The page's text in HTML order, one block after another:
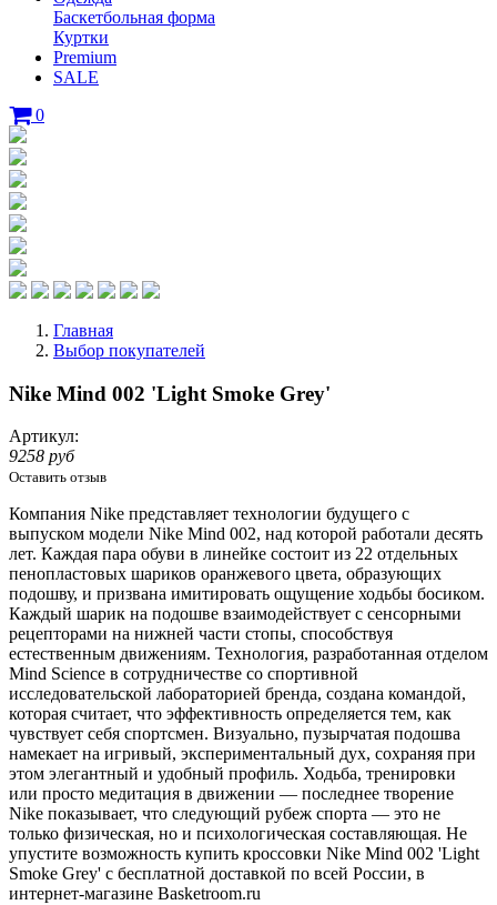
Баскетбольная форма
Куртки
Premium
SALE
0
Главная
Выбор покупателей
Nike Mind 002 'Light Smoke Grey'
Артикул:
9258 руб
Оставить отзыв
Компания Nike представляет технологии будущего с
выпуском модели Nike Mind 002, над которой работали десять
лет. Каждая пара обуви в линейке состоит из 22 отдельных
пенопластовых шариков оранжевого цвета, образующих
подошву, и призвана имитировать ощущение ходьбы босиком.
Каждый шарик на подошве взаимодействует с сенсорными
рецепторами на нижней части стопы, способствуя
естественным движениям. Технология, разработанная отделом
Mind Science в сотрудничестве со спортивной
исследовательской лабораторией бренда, создана командой,
которая считает, что эффективность определяется тем, как
чувствует себя спортсмен. Визуально, пузырчатая подошва
намекает на игривый, экспериментальный дух, сохраняя при
этом элегантный и удобный профиль. Ходьба, тренировки
или просто медитация в движении — последнее творение
Nike показывает, что следующий рубеж спорта — это не
только физическая, но и психологическая составляющая. Не
упустите возможность купить кроссовки Nike Mind 002 'Light
Smoke Grey' с бесплатной доставкой по всей России, в
интернет-магазине Basketroom.ru